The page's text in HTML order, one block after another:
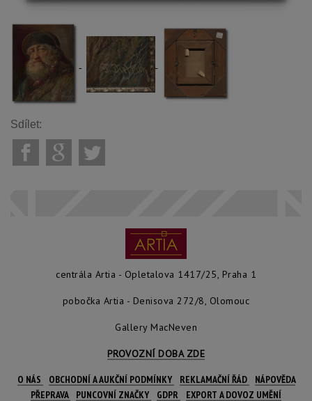
Sdílet:
centrála Artia - Opletalova 1417/25, Praha 1
pobočka Artia - Denisova 272/8, Olomouc
Gallery MacNeven
PROVOZNÍ DOBA ZDE
O NÁS OBCHODNÍ A AUKČNÍ PODMÍNKY REKLAMAČNÍ ŘÁD
NÁPOVĚDA
PŘEPRAVA
PUNCOVNÍ ZNAČKY GDPR EXPORT A DOVOZ UMĚNÍ